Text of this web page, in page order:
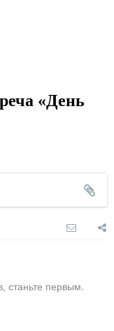
«День
станьте первым.